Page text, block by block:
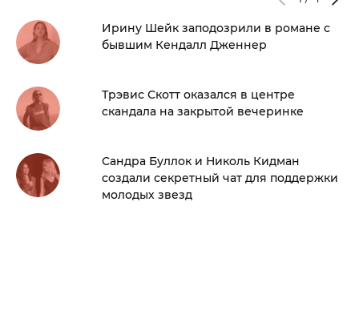
Ирину Шейк заподозрили в романе с
бывшим Кендалл Дженнер
Трэвис Скотт оказался в центре
скандала на закрытой вечеринке
Сандра Буллок и Николь Кидман
создали секретный чат для поддержки
молодых звезд